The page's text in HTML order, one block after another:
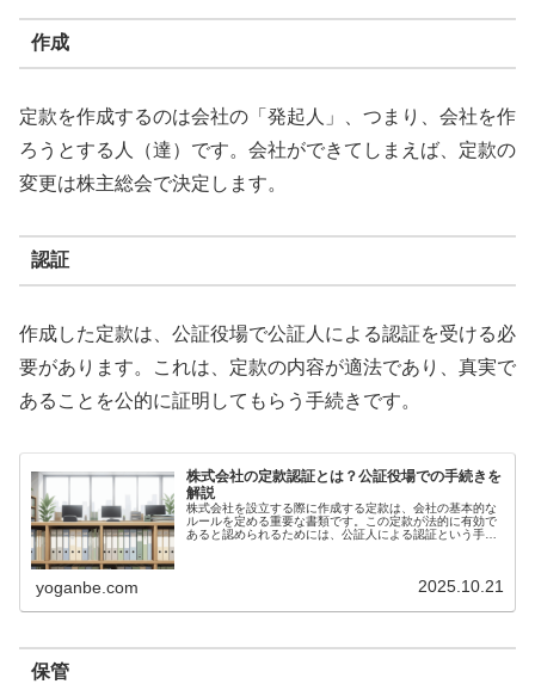
作成
定款を作成するのは会社の「発起人」、つまり、会社を作
ろうとする人（達）です。会社ができてしまえば、定款の
変更は株主総会で決定します。
認証
作成した定款は、公証役場で公証人による認証を受ける必
要があります。これは、定款の内容が適法であり、真実で
あることを公的に証明してもらう手続きです。
株式会社の定款認証とは？公証役場での手続きを
解説
株式会社を設立する際に作成する定款は、会社の基本的な
ルールを定める重要な書類です。この定款が法的に有効で
あると認められるためには、公証人による認証という手続
yoganbe.com 2025.10.21
保管